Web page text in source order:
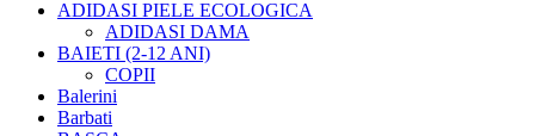
ADIDASI PIELE ECOLOGICA
ADIDASI DAMA
BAIETI (2-12 ANI)
COPII
Balerini
Barbati